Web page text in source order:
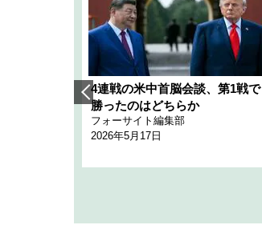
4連戦の米中首脳会談、第1戦で
勝ったのはどちらか
フォーサイト編集部
2026年5月17日